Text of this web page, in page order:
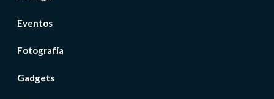
Eventos
Fotografía
Gadgets